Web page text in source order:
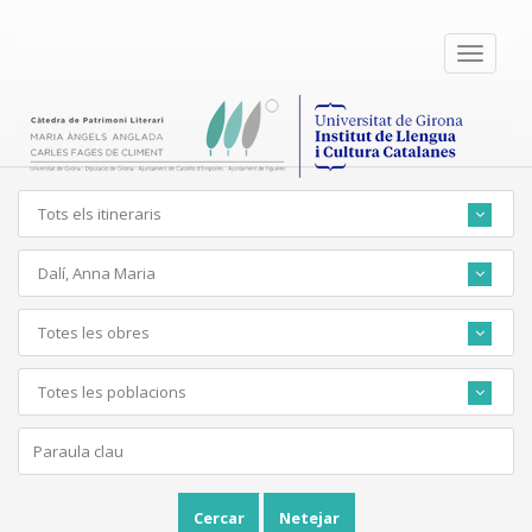
Toggle
Tots els itineraris
Dalí, Anna Maria
Totes les obres
Totes les poblacions
Cercar Netejar